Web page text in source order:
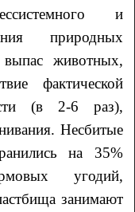
и
природных
животных,
фактической
(в 2-6 раз),
Несбитые
на 35%
угодий,
занимают